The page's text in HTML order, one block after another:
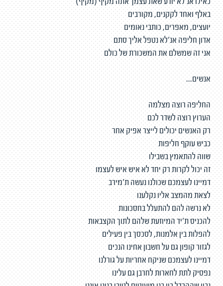
כאילו אנ'לא יודע שאת עצמך אתה מקיף (מקיף)
באלף ואחד לקקנים, מקורבים
יועצים, מאפרים, כותבי נאומים
אדון חליפה אנ'לא נטפל אליך סתם
אני זה שמשלם את המשכורת של כולם
אנשים...
החליפה רוצה מצלמה
הערוץ רוצה לשדר לכם
רק האנשים יכולים לייצר אפיק אחר
כביש עוקף חליפות
שווה להתאמץ בשבילו
זה יכול לקרות רק יחד לא איש איש לעצמו
דמיינו לעצמכם שכולנו נעשה ת'מירב
לצאת מהמצב אליו נקלענו
לא נרשה להם להתעלל בחסכונות
להכניס ת'יד המיוזעת שלהם לתוך הקצבאות
להפלות בין אלמנות, לסכסך בין פעילים
לגזור קופון גם על חשבון אחינו הנכים
דמיינו לעצמכם שניקח אחריות על גורלנו
נפסיק לתת לחארות לחרבן גם עלינו